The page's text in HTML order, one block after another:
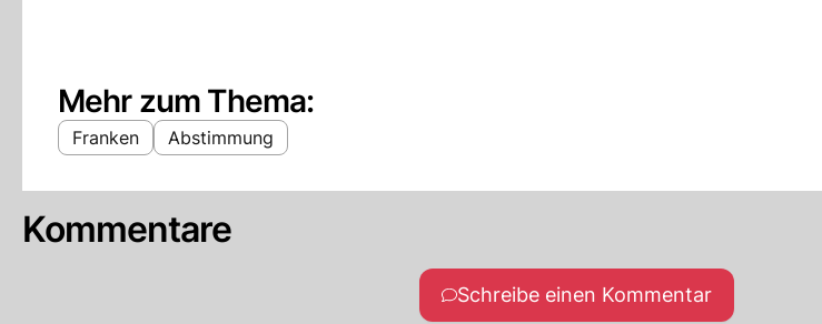
Mehr zum Thema:
Franken Abstimmung
Kommentare
Schreibe einen Kommentar